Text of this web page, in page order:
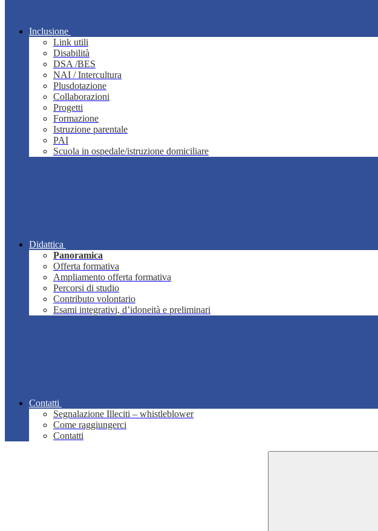
Inclusione
Link utili
Disabilità
DSA /BES
NAI / Intercultura
Plusdotazione
Collaborazioni
Progetti
Formazione
Istruzione parentale
PAI
Scuola in ospedale/istruzione domiciliare
Didattica
Panoramica
Offerta formativa
Ampliamento offerta formativa
Percorsi di studio
Contributo volontario
Esami integrativi, d’idoneità e preliminari
Contatti
Segnalazione Illeciti – whistleblower
Come raggiungerci
Contatti